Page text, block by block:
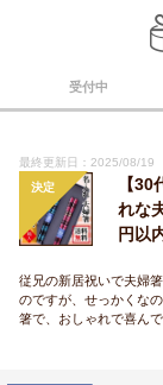
受付中
最終更新日：2025/08/19
決定
【
れな
円以
従兄の新居祝いで夫婦
のですが、せっかくな
箸で、おしゃれで喜ん